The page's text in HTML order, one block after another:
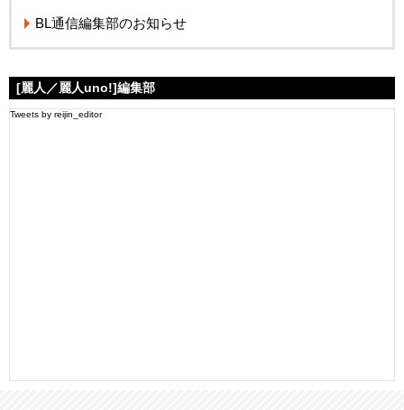
BL通信編集部のお知らせ
[麗人／麗人uno!]編集部
Tweets by reijin_editor